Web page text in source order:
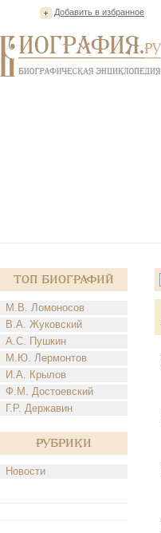
Добавить в избранное
Топ Биографий
М.В. Ломоносов
В.А. Жуковский
А.С. Пушкин
М.Ю. Лермонтов
И.А. Крылов
Ф.М. Достоевский
Г.Р. Державин
Рубрики
Новости